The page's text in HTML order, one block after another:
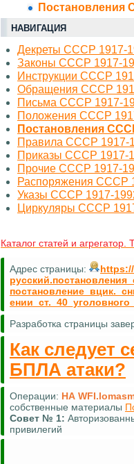
Постановления
НАВИГАЦИЯ
Декреты СССР 1917-
Законы СССР 1917-
Инструкции СССР
Обращения СССР
Письма СССР 1917-
Положения СССР
Постановления
Правила СССР 1917-
Приказы СССР 1917-
Прочие СССР 1917-
Распоряжения СССР
Указы СССР 1917-
Циркуляры СССР
Каталог статей и агрегатор.
Адрес страницы:
Разработка страницы
Как следует
БПЛА атаки?
Операции: НА
собственные материалы
Совет № 1:
привилегий